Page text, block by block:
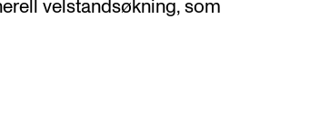
velstandsøkning, som